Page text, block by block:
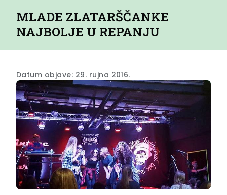
MLADE ZLATARŠČANKE
NAJBOLJE U REPANJU
Datum objave: 29. rujna 2016.